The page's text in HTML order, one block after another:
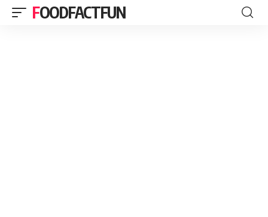
FOODFACTFUN